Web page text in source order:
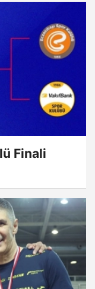
Finali